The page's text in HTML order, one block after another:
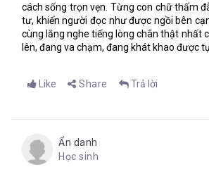
Trước lúc ông đi, tôi rửa chân cho ông và
lưỡng. Các vết sẹo cũ không đều chạy từ
chân, giống như tĩnh mạch màu đỏ. Khi
chỉ cần biết, mình sẽ vượt biển, cuối tận
con voi một mắt cùng những chiếc răng
nhọn như thủy tinh, loài sinh vật đó không
viên vẽ bản đồ hồi xưa e sợ hơn những
“Con sẽ được an toàn thôi, Isa,” ông nói
cách sống trọn vẹn. Từng con chữ thấm
tư, khiến người đọc như được ngồi bên
cùng lắng nghe tiếng lòng chân thật nhất
lên, đang va chạm, đang khát khao được
Like Share Trả lời
Ẩn danh
Học sinh